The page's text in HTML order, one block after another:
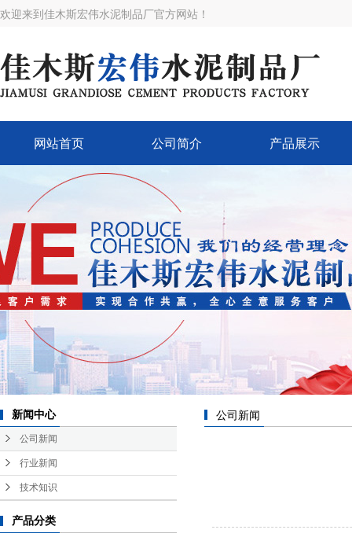
欢迎来到佳木斯宏伟水泥制品厂官方网站！
网站首页 公司简介 产品展示
新闻中心
公司新闻
行业新闻
技术知识
产品分类
公司新闻